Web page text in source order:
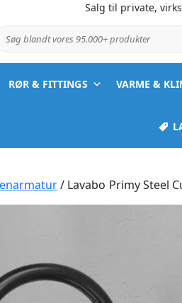
Salg til private,
Søg blandt vores 95.000+ produkter
RØR & FITTINGS VARME &
/ Lavabo Primy Steel